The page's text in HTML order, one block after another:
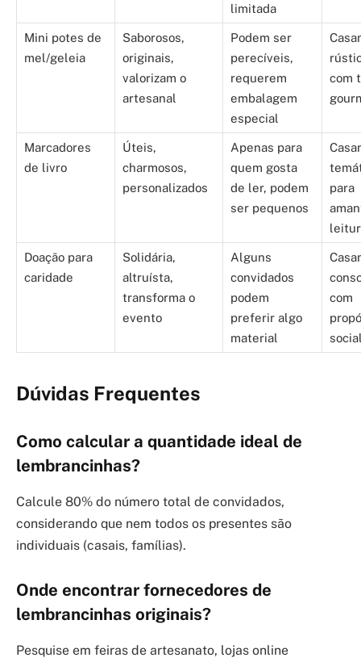
limitada
Mini potes de
mel/geleia
Saborosos,
originais,
valorizam o
artesanal
Podem ser
perecíveis,
requerem
embalagem
especial
com
Marcadores
de livro
Úteis,
charmosos,
personalizados
Apenas para
quem gosta
de ler, podem
ser pequenos
para
Doação para
caridade
Solidária,
altruísta,
transforma o
evento
Alguns
convidados
podem
preferir algo
material
com
Dúvidas Frequentes
Como calcular a quantidade ideal de
lembrancinhas?
Calcule 80% do número total de convidados,
considerando que nem todos os presentes são
individuais (casais, famílias).
Onde encontrar fornecedores de
lembrancinhas originais?
Pesquise em feiras de artesanato, lojas online